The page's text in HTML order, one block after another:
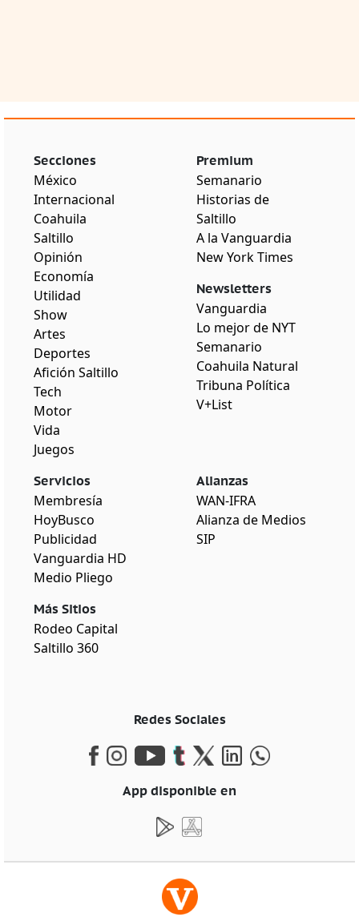
Secciones
México
Internacional
Coahuila
Saltillo
Opinión
Economía
Utilidad
Show
Artes
Deportes
Afición Saltillo
Tech
Motor
Vida
Juegos
Premium
Semanario
Historias de
Saltillo
A la Vanguardia
New York Times
Newsletters
Vanguardia
Lo mejor de NYT
Semanario
Coahuila Natural
Tribuna Política
V+List
Servicios
Membresía
HoyBusco
Publicidad
Vanguardia HD
Medio Pliego
Más Sitios
Rodeo Capital
Saltillo 360
Alianzas
WAN-IFRA
Alianza de Medios
SIP
Redes Sociales
App disponible en